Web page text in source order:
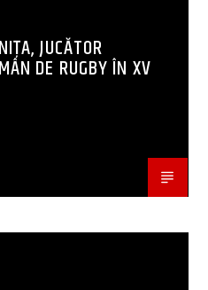
JUCĂTOR
DE RUGBY ÎN XV